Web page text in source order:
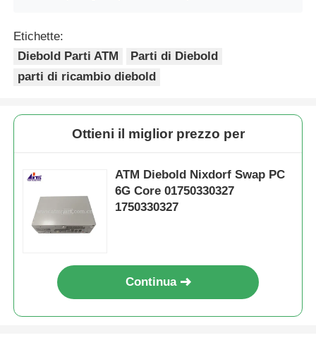
Etichette:
Diebold Parti ATM
Parti di Diebold
parti di ricambio diebold
Ottieni il miglior prezzo per
ATM Diebold Nixdorf Swap PC
6G Core 01750330327
1750330327
Continua